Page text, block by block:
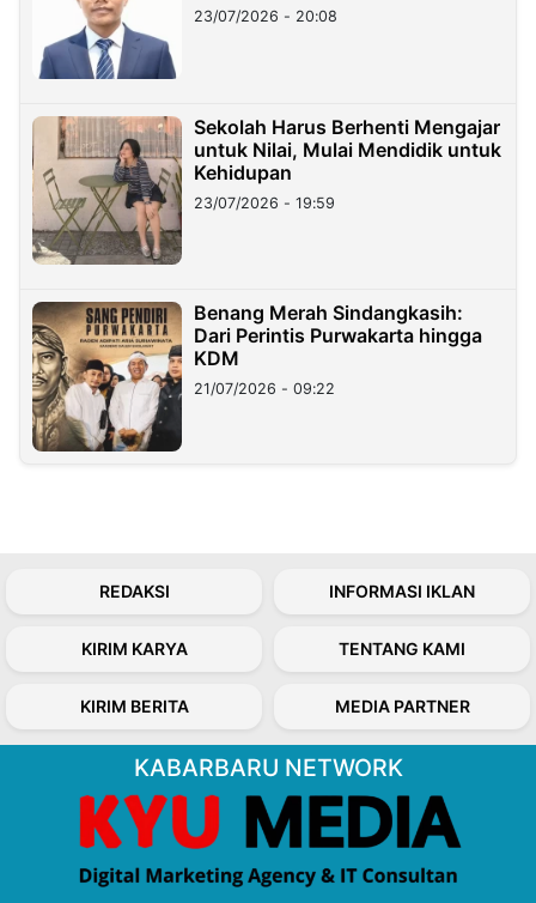
23/07/2026 - 20:08
Sekolah Harus Berhenti Mengajar
untuk Nilai, Mulai Mendidik untuk
Kehidupan
23/07/2026 - 19:59
Benang Merah Sindangkasih:
Dari Perintis Purwakarta hingga
KDM
21/07/2026 - 09:22
REDAKSI INFORMASI IKLAN
KIRIM KARYA TENTANG KAMI
KIRIM BERITA MEDIA PARTNER
KABARBARU NETWORK